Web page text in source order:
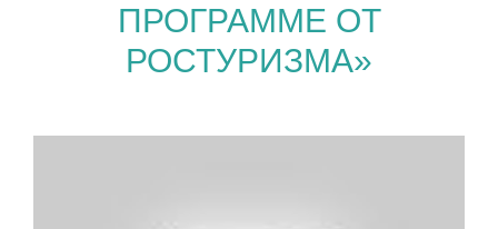
ПРОГРАММЕ ОТ
РОСТУРИЗМА»